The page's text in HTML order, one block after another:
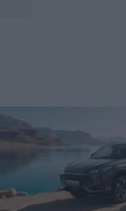
Δημοπρατείται η
γκολ του
στο Μουντιάλ 1986